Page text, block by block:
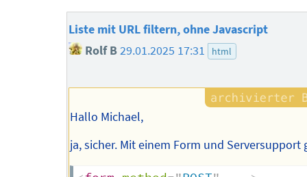
Liste mit URL filtern, ohne Javascript
Rolf B 29.01.2025 17:31 html
Hallo Michael,
ja, sicher. Mit einem Form und Serversupport